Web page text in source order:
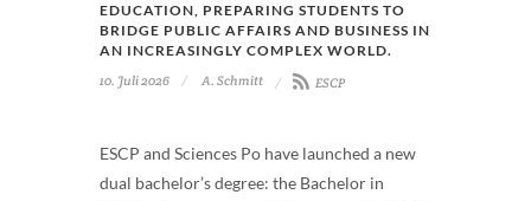
EDUCATION, PREPARING STUDENTS TO
BRIDGE PUBLIC AFFAIRS AND BUSINESS IN
AN INCREASINGLY COMPLEX WORLD.
10. Juli 2026
A. Schmitt ESCP
ESCP and Sciences Po have launched a new
dual bachelor’s degree: the Bachelor in